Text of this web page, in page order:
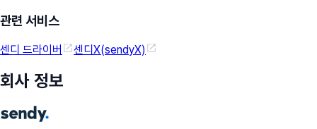
관련 서비스
센디 드라이버 센디X(sendyX)
회사 정보